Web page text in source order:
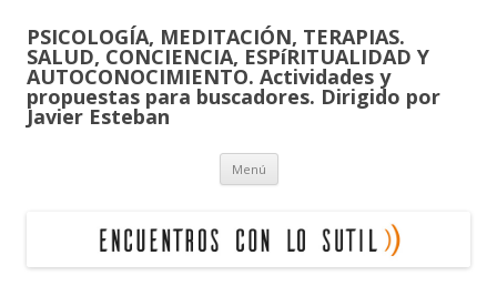
PSICOLOGÍA, MEDITACIÓN, TERAPIAS.
SALUD, CONCIENCIA, ESPíRITUALIDAD Y
AUTOCONOCIMIENTO. Actividades y
propuestas para buscadores. Dirigido por
Javier Esteban
Menú Saltar
contenido